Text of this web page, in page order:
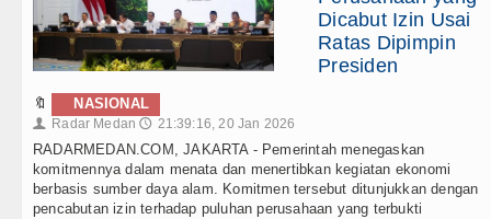
Dicabut Izin Usai
Ratas Dipimpin
Presiden
🔖 NASIONAL
👤 Radar Medan 🕔 21:39:16, 20 Jan 2026
RADARMEDAN.COM, JAKARTA - Pemerintah menegaskan
komitmennya dalam menata dan menertibkan kegiatan ekonomi
berbasis sumber daya alam. Komitmen tersebut ditunjukkan dengan
pencabutan izin terhadap puluhan perusahaan yang terbukti